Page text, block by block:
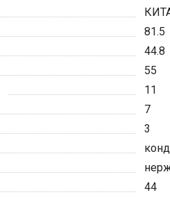
81.5
44.8
55
11
7
3
44